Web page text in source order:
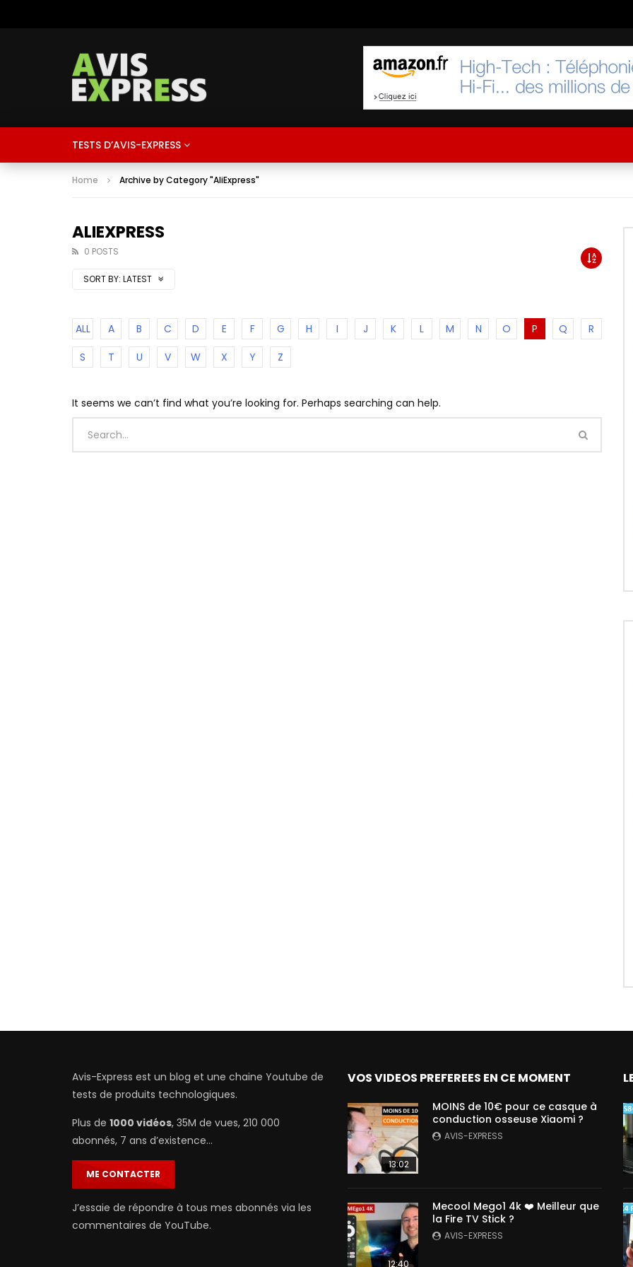
TESTS D’AVIS-EXPRESS
Home Archive by Category "AliExpress"
ALIEXPRESS
0 POSTS
SORT BY: LATEST
ALL A B C D E F G H I J K L M N O P Q
R
S
T U V W X Y Z
It seems we can’t find what you’re looking for. Perhaps searching can help.
Avis-Express est un blog et une chaine Youtube de
tests de produits technologiques.
Plus de 1000 vidéos, 35M de vues, 210 000
abonnés, 7 ans d’existence…
ME CONTACTER
J’essaie de répondre à tous mes abonnés via les
commentaires de YouTube.
VOS VIDEOS PREFEREES EN CE MOMENT
13:02
MOINS de 10€ pour ce casque à
conduction osseuse Xiaomi ?
AVIS-EXPRESS
12:40
Mecool Mego1 4k ❤️ Meilleur que
la Fire TV Stick ?
AVIS-EXPRESS